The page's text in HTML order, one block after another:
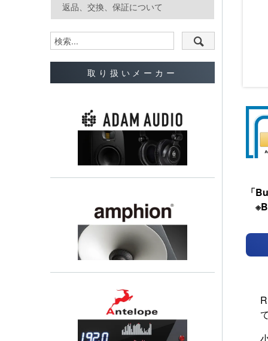
「
返品、交換、保証について
取り扱いメーカー